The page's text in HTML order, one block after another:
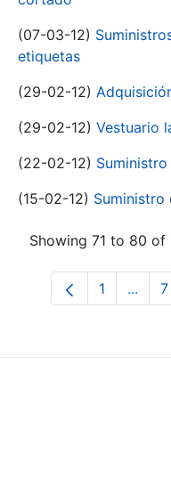
(07-03-12)
etiquetas
(29-02-12)
(29-02-12) Vestuario
(22-02-12)
(15-02-12) Suministro
Showing 71 to 80 of
Page
1 ... 7